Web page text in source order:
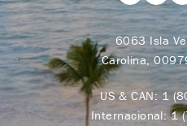
6063 Isla
Carolina,
US & CAN: 1
Internacional:1